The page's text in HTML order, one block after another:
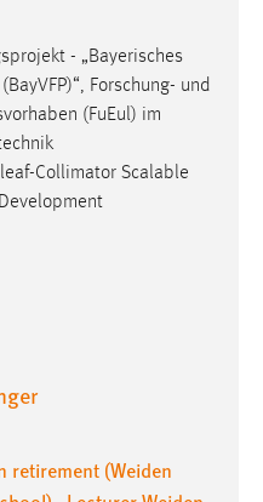
(FuEul) im
Collimator Scalable